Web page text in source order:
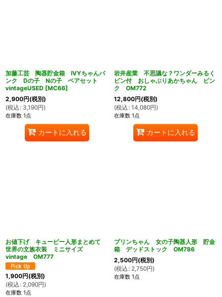
加藤工芸 陶器貯金箱 IVYちゃんバ
ンク Dの子 Nの子 ペアセット
vintageUSED [MC66]
2,900円(税別)
(税込 : 3,190円)
在庫数 1点
カートに入れる
岩井産業 不思議な？ワンダーみるく
ビン付 おしゃぶりあかちゃん ピン
ク OM772
12,800円(税別)
(税込 : 14,080円)
在庫数 1点
カートに入れる
お値下げ キューピー人形まとめて
世界の文族衣装 ミニサイズ
vintage OM777
1,900円(税別)
(税込 : 2,090円)
在庫数 1点
プリンちゃん 女の子陶器人形 貯金
箱 デッドストック OM786
2,500円(税別)
(税込 : 2,750円)
在庫数 1点